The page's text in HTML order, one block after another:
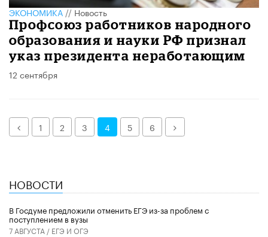
ЭКОНОМИКА//Новость
Профсоюз работников народного
образования и науки РФ признал
указ президента неработающим
12 сентября
Назад1 2 3 4 5 6 Далее
НОВОСТИ
В Госдуме предложили отменить ЕГЭ из-за проблем с
поступлением в вузы
7 АВГУСТА / ЕГЭ И ОГЭ